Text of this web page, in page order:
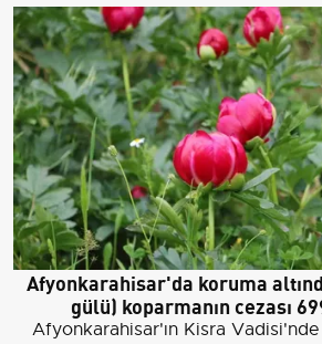
Afyonkarahisar'da koruma
gülü) koparmanın cezası
Afyonkarahisar'ın Kisra